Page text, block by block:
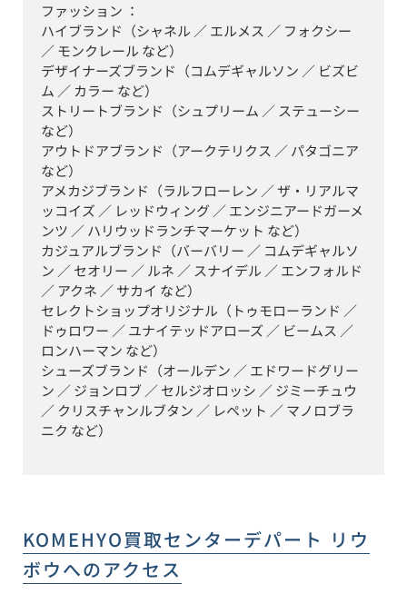
ファッション ：
ハイブランド（シャネル ／ エルメス ／ フォクシー
／ モンクレール など）
デザイナーズブランド（コムデギャルソン ／ ビズビ
ム ／ カラー など）
ストリートブランド（シュプリーム ／ ステューシー
など）
アウトドアブランド（アークテリクス ／ パタゴニア
など）
アメカジブランド（ラルフローレン ／ ザ・リアルマ
ッコイズ ／ レッドウィング ／ エンジニアードガーメ
ンツ ／ ハリウッドランチマーケット など）
カジュアルブランド（バーバリー ／ コムデギャルソ
ン ／ セオリー ／ ルネ ／ スナイデル ／ エンフォルド
／ アクネ ／ サカイ など）
セレクトショップオリジナル（トゥモローランド ／
ドゥロワー ／ ユナイテッドアローズ ／ ビームス ／
ロンハーマン など）
シューズブランド（オールデン ／ エドワードグリー
ン ／ ジョンロブ ／ セルジオロッシ ／ ジミーチュウ
／ クリスチャンルブタン ／ レペット ／ マノロブラ
ニク など）
KOMEHYO買取センターデパート リウ
ボウへのアクセス